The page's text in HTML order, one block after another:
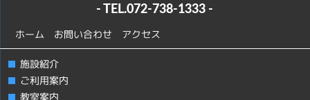
- TEL.072-738-1333 -
ホーム お問い合わせ アクセス
施設紹介
ご利用案内
教室案内